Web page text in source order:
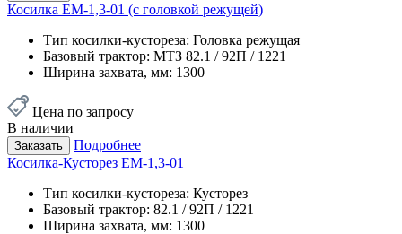
Косилка ЕМ-1,3-01 (с головкой режущей)
Тип косилки-кустореза: Головка режущая
Базовый трактор: МТЗ 82.1 / 92П / 1221
Ширина захвата, мм: 1300
Цена по запросу
В наличии
Заказать
Подробнее
Косилка-Кусторез ЕМ-1,3-01
Тип косилки-кустореза: Кусторез
Базовый трактор: 82.1 / 92П / 1221
Ширина захвата, мм: 1300